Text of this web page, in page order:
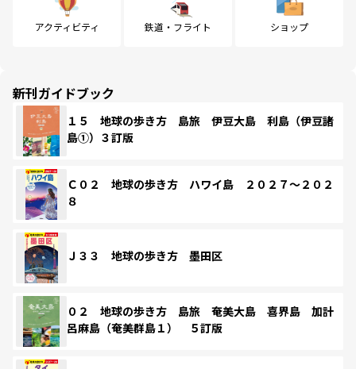
アクティビティ 鉄道・フライト ショップ
新刊ガイドブック
１５ 地球の歩き方 島旅 伊豆大島 利島（伊豆諸
島①）３訂版
Ｃ０２ 地球の歩き方 ハワイ島 ２０２７～２０２
８
Ｊ３３ 地球の歩き方 墨田区
０２ 地球の歩き方 島旅 奄美大島 喜界島 加計
呂麻島（奄美群島１） ５訂版